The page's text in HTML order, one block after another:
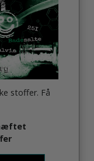
stoffer. Få